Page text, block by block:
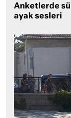
Anketlerde
ayak sesleri